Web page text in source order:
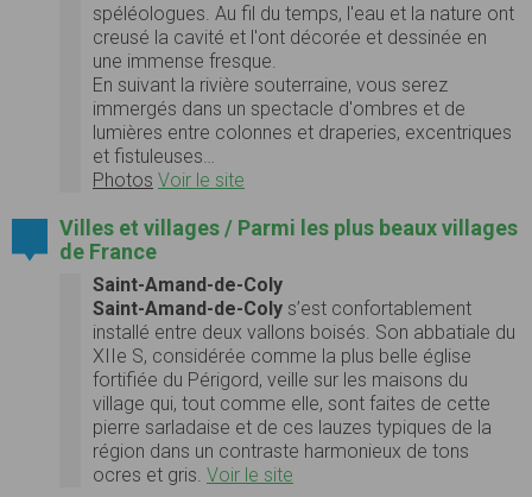
spéléologues. Au fil du temps, l'eau et la nature ont
creusé la cavité et l'ont décorée et dessinée en
une immense fresque.
En suivant la rivière souterraine, vous serez
immergés dans un spectacle d'ombres et de
lumières entre colonnes et draperies, excentriques
et fistuleuses…
Photos Voir le site
Villes et villages / Parmi les plus beaux villages
de France
Saint-Amand-de-Coly
Saint-Amand-de-Coly s’est confortablement
installé entre deux vallons boisés. Son abbatiale du
XIIe S, considérée comme la plus belle église
fortifiée du Périgord, veille sur les maisons du
village qui, tout comme elle, sont faites de cette
pierre sarladaise et de ces lauzes typiques de la
région dans un contraste harmonieux de tons
ocres et gris. Voir le site